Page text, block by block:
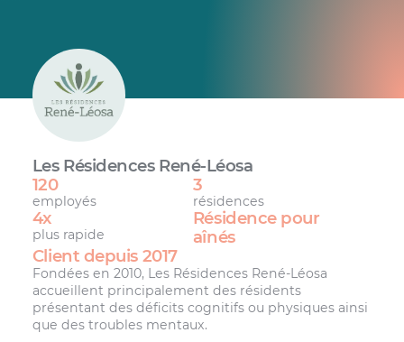
Les Résidences René-Léosa
120
employés
3
résidences
4x
plus rapide
Résidence pour
aînés
Client depuis 2017
Fondées en 2010, Les Résidences René-Léosa
accueillent principalement des résidents
présentant des déficits cognitifs ou physiques ainsi
que des troubles mentaux.